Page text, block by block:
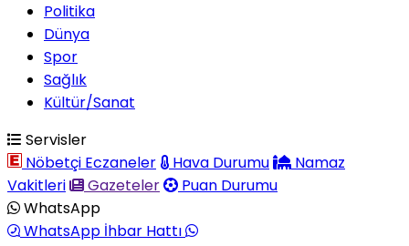
Politika
Dünya
Spor
Sağlık
Kültür/Sanat
Servisler
Nöbetçi Eczaneler
Hava Durumu
Namaz
Vakitleri
Gazeteler
Puan Durumu
WhatsApp
WhatsApp İhbar Hattı